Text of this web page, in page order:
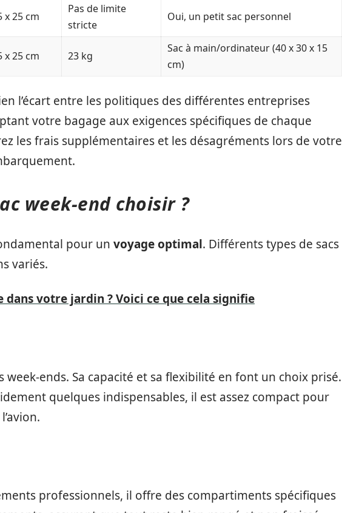
x 25 cm
Pas de limite
stricte
Oui, un petit sac personnel
x 25 cm 23 kg
Sac à main/ordinateur (40 x 30 x 15
cm)
l’écart entre les politiques des différentes entreprises
votre bagage aux exigences spécifiques de chaque
les frais supplémentaires et les désagréments lors de votre
week-end choisir ?
pour un voyage optimal. Différents types de sacs
variés.
dans votre jardin ? Voici ce que cela signifie
week-ends. Sa capacité et sa flexibilité en font un choix prisé.
quelques indispensables, il est assez compact pour
professionnels, il offre des compartiments spécifiques